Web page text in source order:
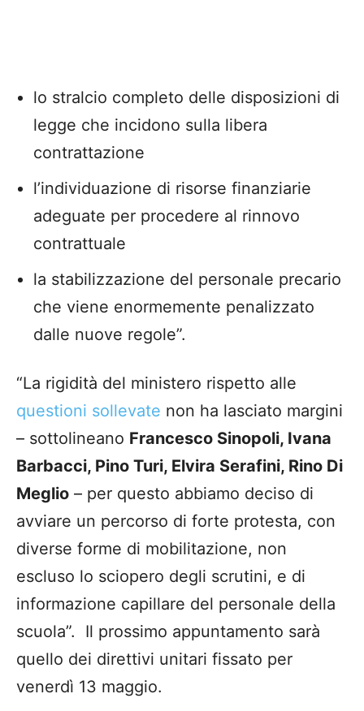
lo stralcio completo delle disposizioni di
legge che incidono sulla libera
contrattazione
l’individuazione di risorse finanziarie
adeguate per procedere al rinnovo
contrattuale
la stabilizzazione del personale precario
che viene enormemente penalizzato
dalle nuove regole”.
“La rigidità del ministero rispetto alle
questioni sollevate non ha lasciato margini
– sottolineano Francesco Sinopoli, Ivana
Barbacci, Pino Turi, Elvira Serafini, Rino Di
Meglio – per questo abbiamo deciso di
avviare un percorso di forte protesta, con
diverse forme di mobilitazione, non
escluso lo sciopero degli scrutini, e di
informazione capillare del personale della
scuola”. Il prossimo appuntamento sarà
quello dei direttivi unitari fissato per
venerdì 13 maggio.